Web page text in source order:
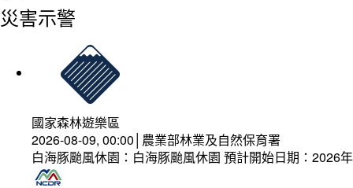
災害示警
國家森林遊樂區
2026-08-09, 00:00│農業部林業及自然保育署
白海豚颱風休園：白海豚颱風休園 預計開始日期：2026